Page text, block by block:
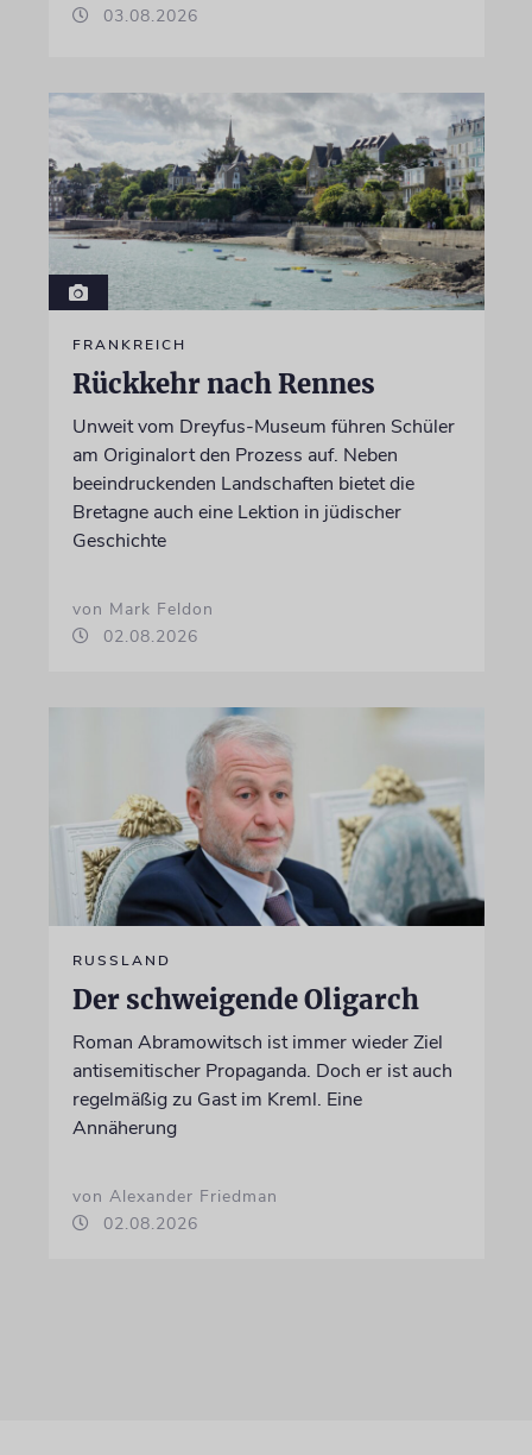
03.08.2026
FRANKREICH
Rückkehr nach Rennes
Unweit vom Dreyfus-Museum führen Schüler
am Originalort den Prozess auf. Neben
beeindruckenden Landschaften bietet die
Bretagne auch eine Lektion in jüdischer
Geschichte
von Mark Feldon
02.08.2026
RUSSLAND
Der schweigende Oligarch
Roman Abramowitsch ist immer wieder Ziel
antisemitischer Propaganda. Doch er ist auch
regelmäßig zu Gast im Kreml. Eine
Annäherung
von Alexander Friedman
02.08.2026